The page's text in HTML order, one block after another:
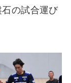
の試合運び